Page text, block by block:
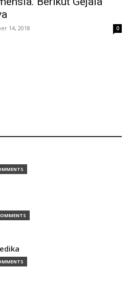
14, 2018 0